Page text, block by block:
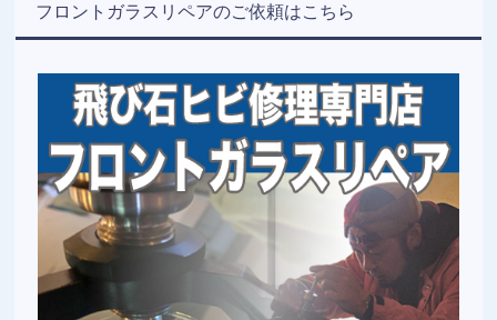
フロントガラスリペアのご依頼はこちら